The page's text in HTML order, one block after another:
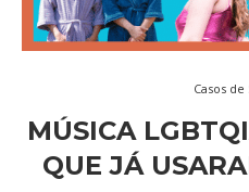
Casos de
MÚSICA
QUE JÁ